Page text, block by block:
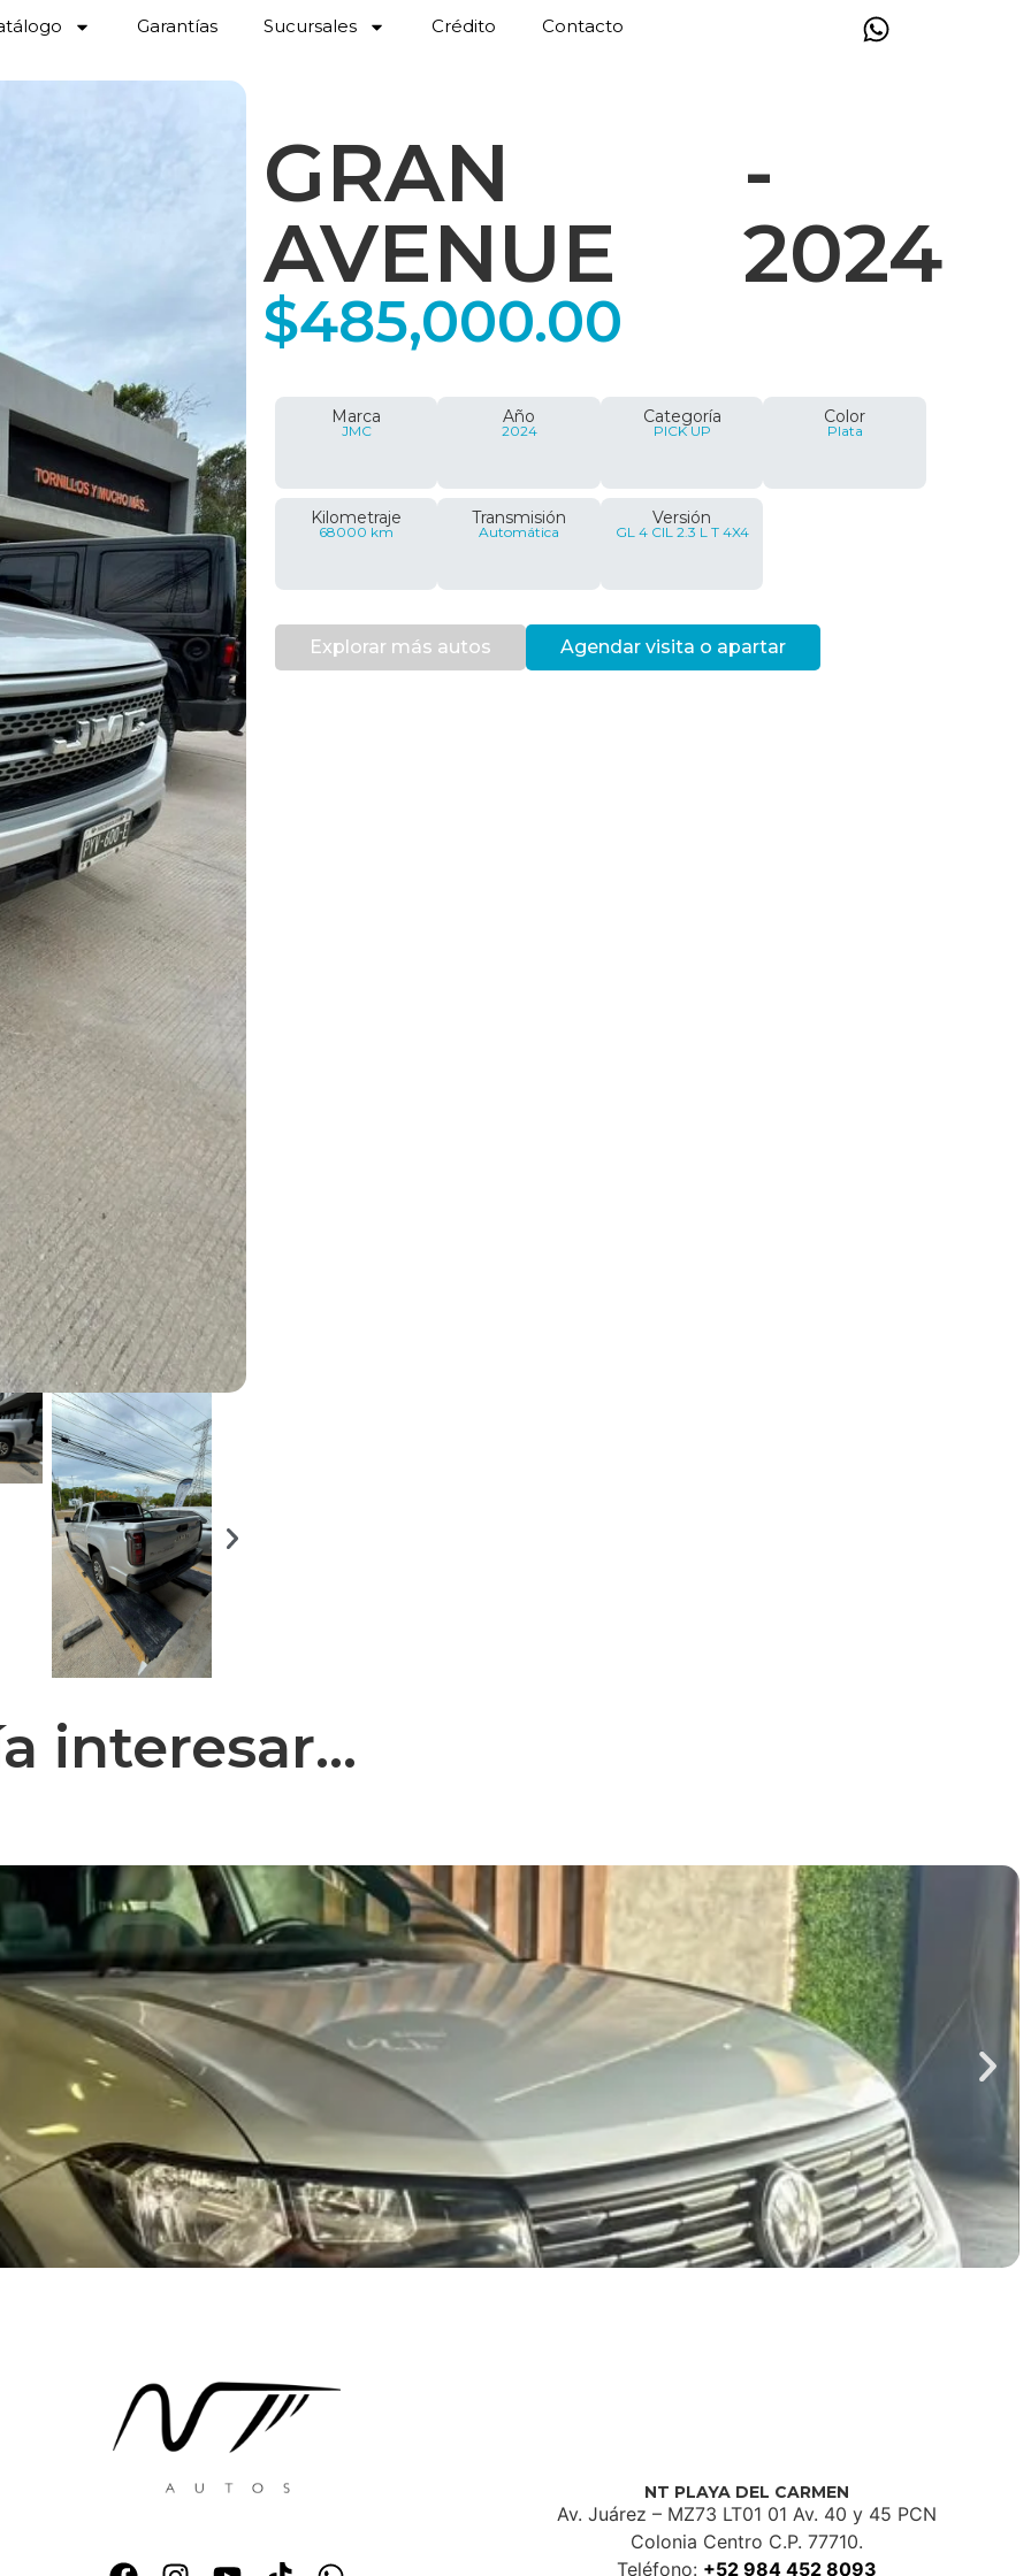
Garantías Sucursales Crédito Contacto
GRAN
AVENUE
-
2024
$485,000.00
Marca
JMC
Año
2024
Categoría
PICK UP
Color
Plata
Kilometraje
68000 km
Transmisión
Automática
Versión
GL 4 CIL 2.3 L T 4X4
Explorar más autos Agendar visita o apartar
interesar...
NT PLAYA DEL CARMEN
Av. Juárez – MZ73 LT01 01 Av. 40 y 45 PCN
Colonia Centro C.P. 77710.
Teléfono: +52 984 452 8093